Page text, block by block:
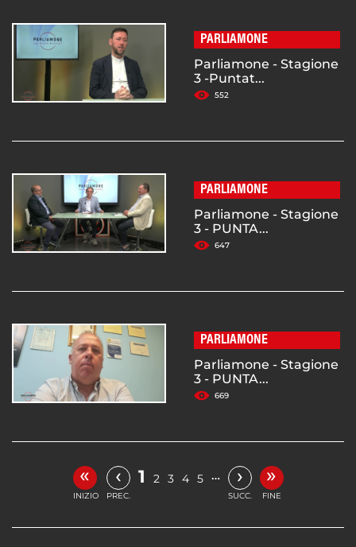
PARLIAMONE
Parliamone - Stagione
3 -Puntat...
552
PARLIAMONE
Parliamone - Stagione
3 - PUNTA...
647
PARLIAMONE
Parliamone - Stagione
3 - PUNTA...
669
«
INIZIO
‹
PREC.
1 2 3 4 5 … ›
SUCC.
»
FINE